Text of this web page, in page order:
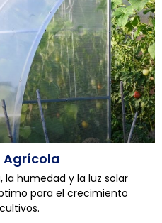
Agrícola
humedad y la luz solar
para el crecimiento